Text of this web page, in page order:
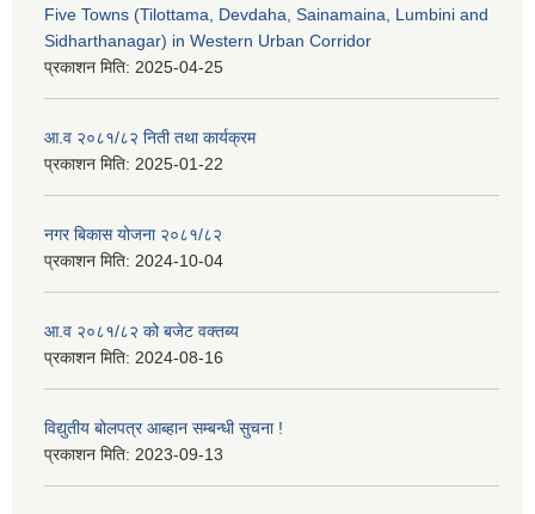
Five Towns (Tilottama, Devdaha, Sainamaina, Lumbini and
Sidharthanagar) in Western Urban Corridor
प्रकाशन मिति: 2025-04-25
आ.व २०८१/८२ निती तथा कार्यक्रम
प्रकाशन मिति: 2025-01-22
नगर बिकास योजना २०८१/८२
प्रकाशन मिति: 2024-10-04
आ.व २०८१/८२ को बजेट वक्तब्य
प्रकाशन मिति: 2024-08-16
विद्युतीय बोलपत्र आब्हान सम्बन्धी सुचना !
प्रकाशन मिति: 2023-09-13